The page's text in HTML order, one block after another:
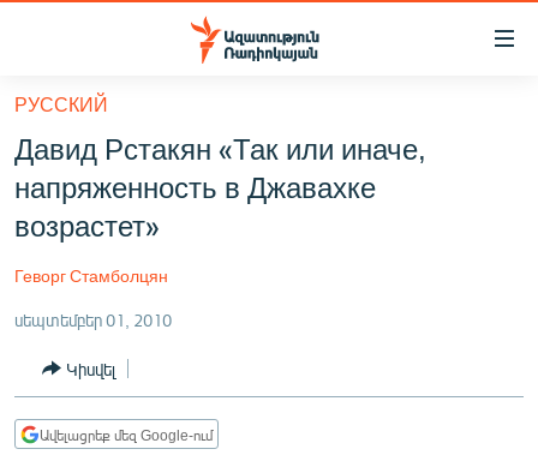
Մատչելիության
հիմնական
բովանդակությանը
հիմնական
մենյուին
ՀԱՅԱՍՏԱՆ
ՔԱՂԱՔԱԿԱՆ
ՏՆՏԵՍՈՒԹՅՈՒՆ
ՂԱՐԱԲԱՂ
РУССКИЙ
Давид Рстакян «Так или иначе,
напряженность в Джавахке
возрастет»
Геворг Стамболцян
սեպտեմբեր 01, 2010
Կիսվել
Ավելացրեք մեզ Google-ում